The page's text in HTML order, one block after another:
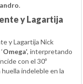
.
y Lagartija
y Lagartija Nick
Omega’, interpretando
con el 30º
indeleble en la